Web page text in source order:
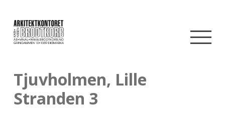
Tjuvholmen, Lille
Stranden 3